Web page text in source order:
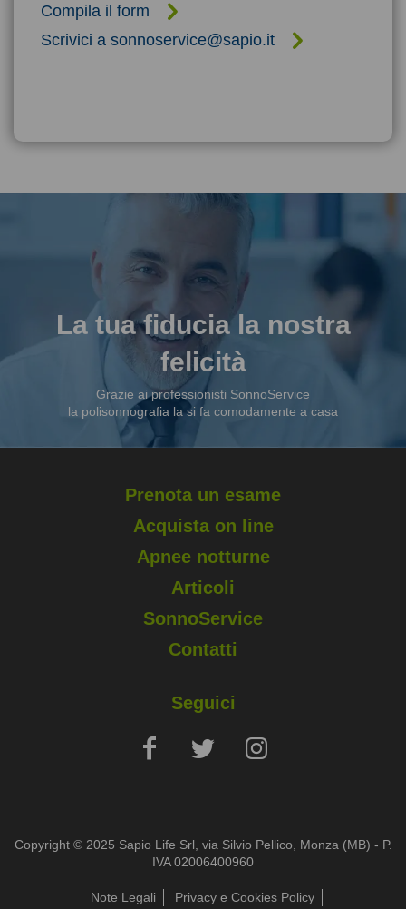
Compila il form
Scrivici a sonnoservice@sapio.it
La tua fiducia la nostra
felicità
Grazie ai professionisti SonnoService
la polisonnografia la si fa comodamente a casa
Prenota un esame
Acquista on line
Apnee notturne
Articoli
SonnoService
Contatti
Seguici
Copyright © 2025 Sapio Life Srl, via Silvio Pellico, Monza (MB) - P.
IVA 02006400960
Note Legali Privacy e Cookies Policy